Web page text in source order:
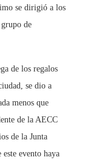
se dirigió a los
de
de los regalos
se dio a
menos que
de la AECC
de la Junta
evento haya